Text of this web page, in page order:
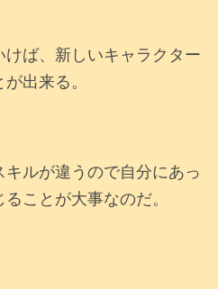
ば、新しいキャラクター
出来る。
ルが違うので自分にあっ
ことが大事なのだ。